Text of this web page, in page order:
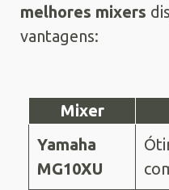
melhores mixers
vantagens:
Mixer
Yamaha
MG10XU